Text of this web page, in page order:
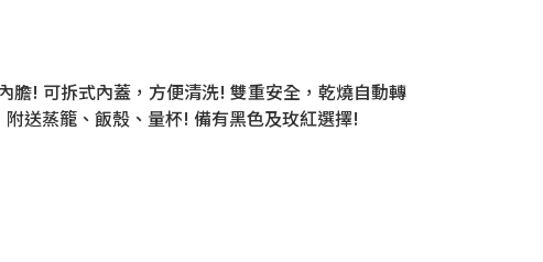
! 可拆式內蓋，方便清洗! 雙重安全，乾燒自動轉
送蒸籠、飯殼、量杯! 備有黑色及玫紅選擇!